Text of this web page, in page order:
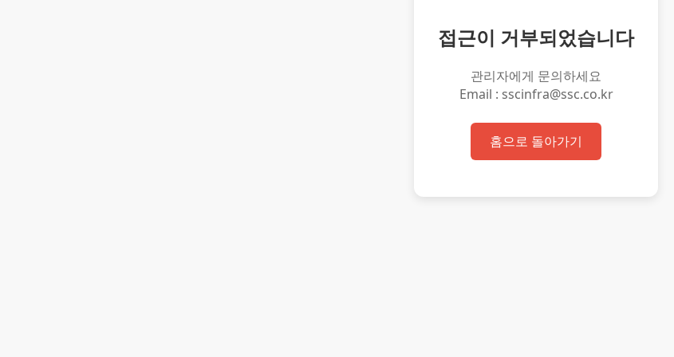
접근이 거부되었습니다
관리자에게 문의하세요
Email : sscinfra@ssc.co.kr
홈으로 돌아가기